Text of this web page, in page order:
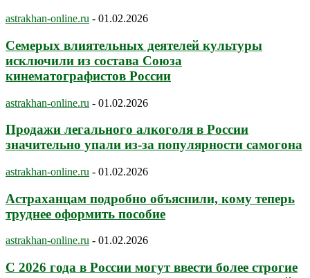
astrakhan-online.ru - 01.02.2026
Семерых влиятельных деятелей культуры
исключили из состава Союза
кинематографистов России
astrakhan-online.ru - 01.02.2026
Продажи легального алкоголя в России
значительно упали из-за популярности самогона
astrakhan-online.ru - 01.02.2026
Астраханцам подробно объяснили, кому теперь
труднее оформить пособие
astrakhan-online.ru - 01.02.2026
С 2026 года в России могут ввести более строгие